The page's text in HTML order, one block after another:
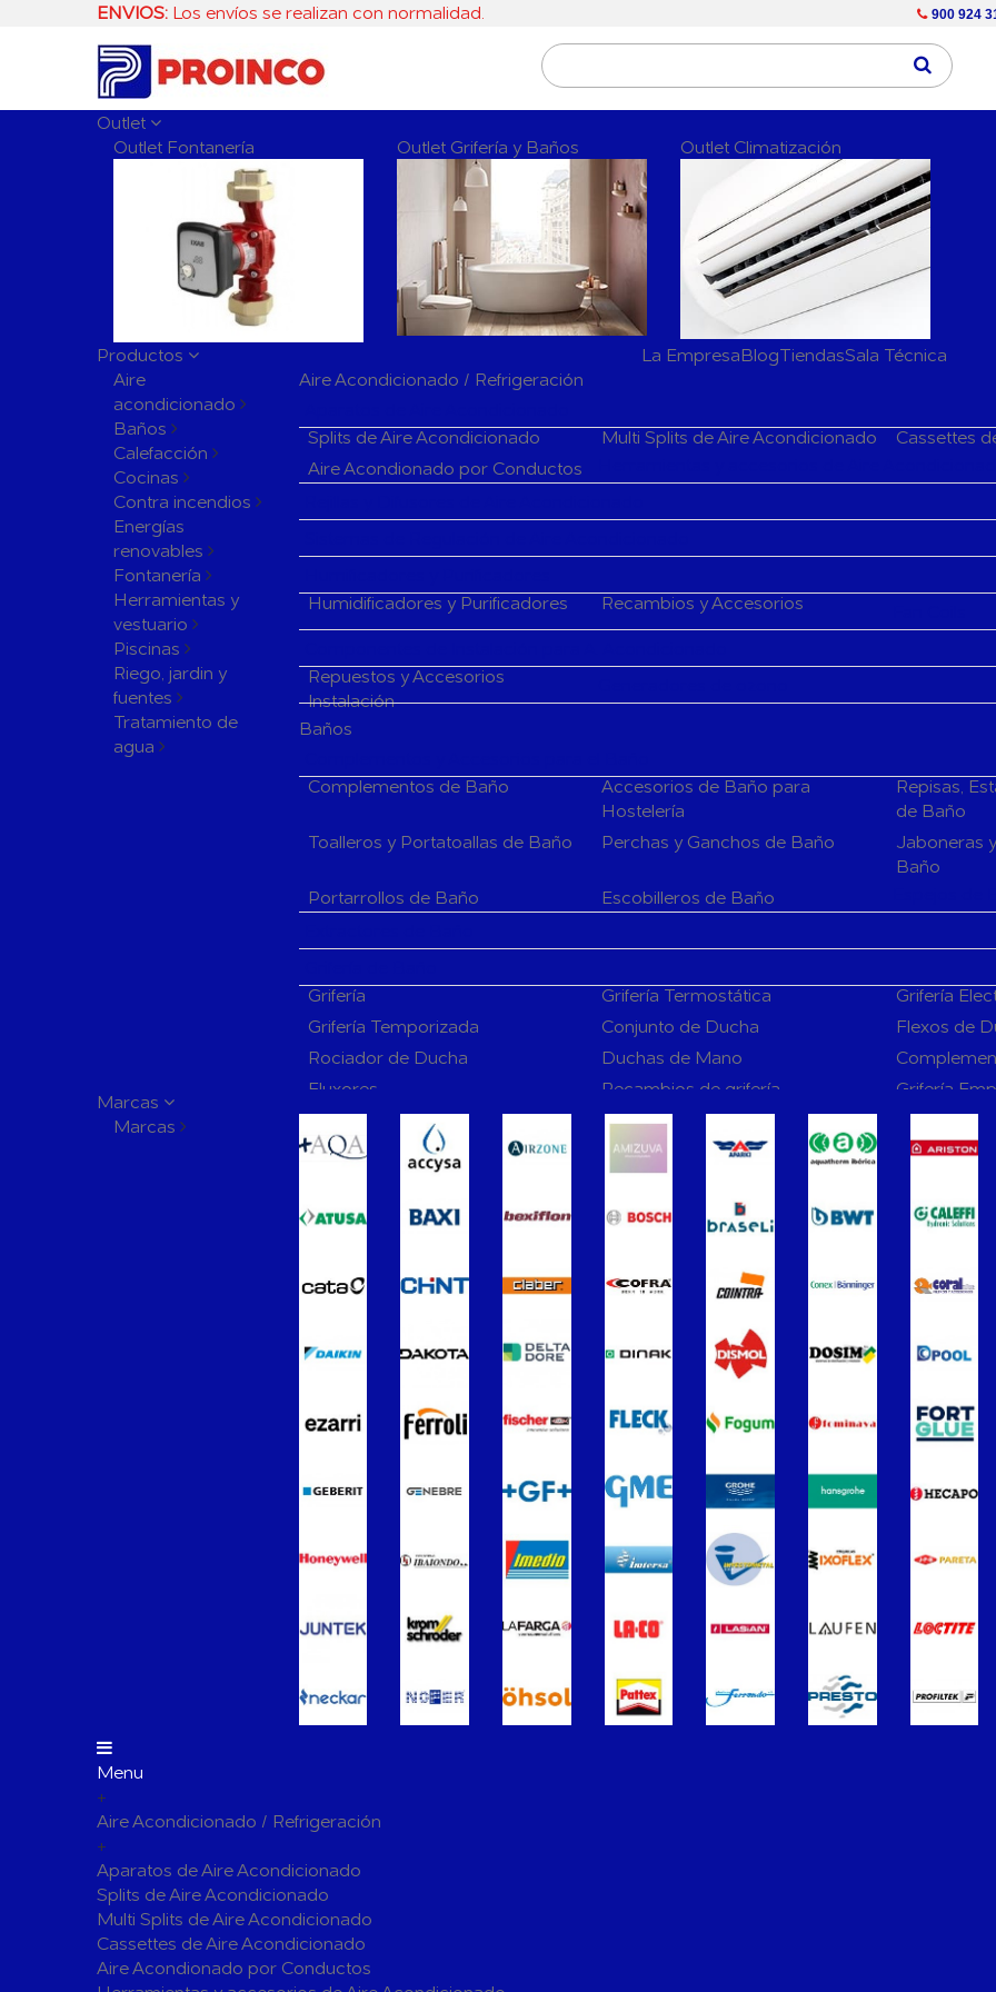
ENVIOS: Los envíos se realizan con normalidad. 900 924
Outlet
Outlet Fontanería
Outlet Grifería y Baños Outlet Climatización
Sala Técnica
Tiendas
Blog
La Empresa
Productos
Aire
acondicionado
Baños
Calefacción
Cocinas
Contra incendios
Energías
renovables
Fontanería
Herramientas y
vestuario
Piscinas
Riego, jardin y
fuentes
Tratamiento de
agua
Aire Acondicionado / Refrigeración
Splits de Aire Acondicionado
Multi Splits de Aire Acondicionado
Cassettes
Aire Acondionado por Conductos
Humidificadores y Purificadores
Recambios y Accesorios
Repuestos y Accesorios
Instalación
Baños
Complementos de Baño
Accesorios de Baño para
Hostelería
Repisas,
de Baño
Toalleros y Portatoallas de Baño
Perchas y Ganchos de Baño
Jaboneras
Baño
Portarrollos de Baño
Escobilleros de Baño
Grifería
Grifería Termostática
Grifería
Grifería Temporizada
Conjunto de Ducha
Flexos de
Rociador de Ducha
Duchas de Mano
Fluxores
Recambios de grifería
Grifería
Mamparas de Baño
Muebles de Baño
Mecanismos
Sanitarios
Lavabos
Bañeras
Urinarios
Placas de Accionamiento para
Cisternas Para Inodoros
Cisternas
Seguridad en el Baño
Wellness
Manómetros
Termometros
Tapones, purgadores y accesorios
para radiador
Soportes para Radiadores
Acumuladores e
Bombas Circuladoras / Grupos de Bombeo
Bombas Simples para ACS
Calderas Murales a Gas
Grupos Térmicos de Gasóleo
Calentadores a Gas
Depósitos de Gasóleo
Emisores Térmicos Eléctricos
Chimenea Modular de Aluminio
Evacuación de Calderas
Distribución y Colectores
Marcas
Marcas
Menu
+
Aire Acondicionado / Refrigeración
+
Aparatos de Aire Acondicionado
Splits de Aire Acondicionado
Multi Splits de Aire Acondicionado
Cassettes de Aire Acondicionado
Aire Acondionado por Conductos